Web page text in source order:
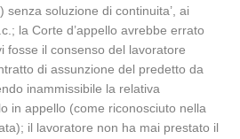
senza soluzione di continuita’, ai
la Corte d’appello avrebbe errato
fosse il consenso del lavoratore
di assunzione del predetto da
inammissibile la relativa
in appello (come riconosciuto nella
il lavoratore non ha mai prestato il